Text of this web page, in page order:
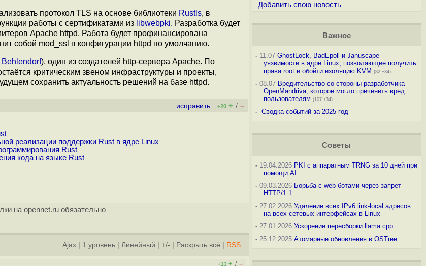
протокол TLS на основе библиотеки Rustls, в
работы с сертификатами из libwebpki. Разработка будет
Apache httpd. Работа будет профинансирована
собой mod_ssl в конфигурации httpd по умолчанию.
Behlendorf), один из создателей http-сервера Apache. По
критическим звеном инфраструктуры и проекты,
сохранить актуальность решений на базе httpd.
исправить +20 + / –
реализации поддержки Rust в ядре Linux
Rust
кода на языке Rust
на opennet.ru обязательно
Ajax 1 уровень Линейный +/- Раскрыть всё RSS
+13 + / –
Добавить свою новость
Важное
-11.07 GhostLock, BadEpoll и Januscape -
уязвимости в ядре Linux, позволяющие получить
права root и обойти изоляцию KVM (82 +34)
-08.07 Вредительство со стороны разработчика
OpenMandriva, которое могло причинить вред
пользователям (107 +34)
- Сводка событий за 2025 год
Советы
-19.04.2026 PKI с аппаратным TRNG за 10 дней при
помощи AI
-09.03.2026 Борьба с web-ботами через запрет
HTTP/1.1
-27.02.2026 Удаление всех IPv6 link-local адресов
на всех сетевых интерфейсах в Linux
-27.01.2026 Ускорение пересборки llama.cpp
-25.12.2025 Атомарные обновления в OSTree